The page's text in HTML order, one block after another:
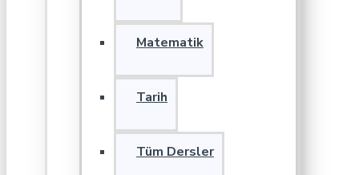
Matematik
Tarih
Tüm Dersler